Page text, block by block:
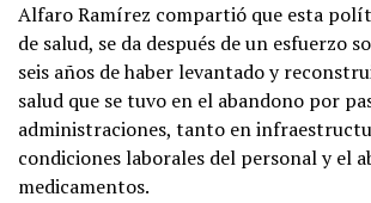
Alfaro Ramírez compartió que esta
de salud, se da después de un esfuerzo
seis años de haber levantado y
salud que se tuvo en el abandono por
administraciones, tanto en
condiciones laborales del personal y el
medicamentos.